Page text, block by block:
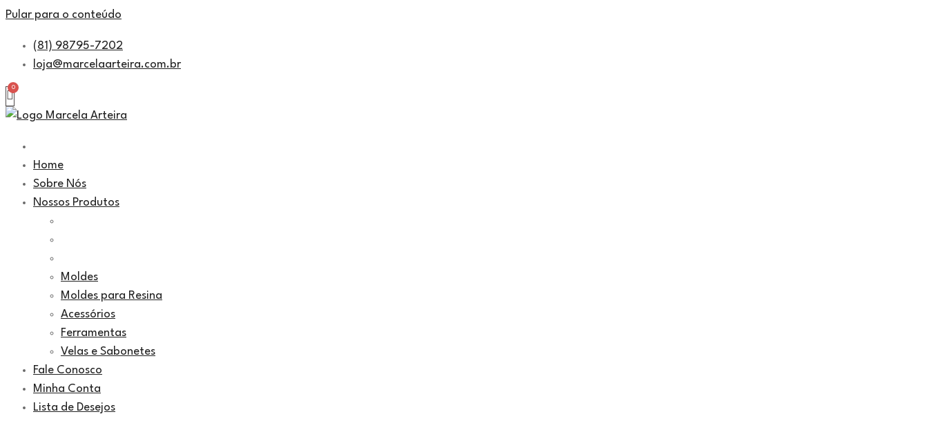
Pular para o conteúdo
(81) 98795-7202
loja@marcelaarteira.com.br
Home
Sobre Nós
Nossos Produtos
Moldes
Moldes para Resina
Acessórios
Ferramentas
Velas e Sabonetes
Fale Conosco
Minha Conta
Lista de Desejos